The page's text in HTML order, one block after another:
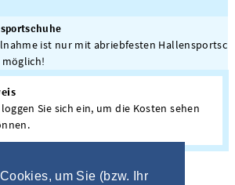
um Sie (bzw. Ihr
ist nur mit abriebfesten Hallensportsc
Sie sich ein, um die Kosten sehen